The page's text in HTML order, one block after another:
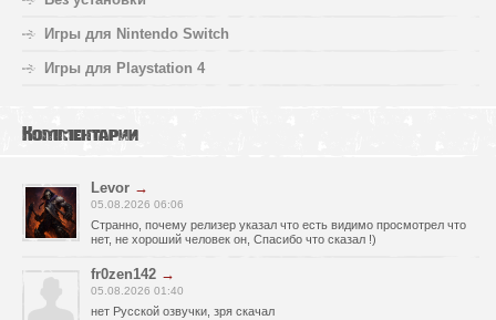
Игры для Nintendo Switch
Игры для Playstation 4
Комментарии
Levor →
05.08.2026 06:06
Странно, почему релизер указал что есть видимо просмотрел что
нет, не хороший человек он, Спасибо что сказал !)
fr0zen142 →
05.08.2026 01:40
нет Русской озвучки, зря скачал